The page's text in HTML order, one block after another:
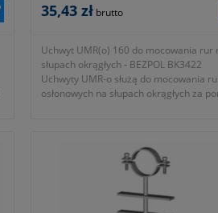
35,43 zł brutto
Uchwyt UMR(o) 160 do mocowania rur
słupach okrągłych - BEZPOL BK3422
Uchwyty UMR-o służą do mocowania
osłonowych na słupach okrągłych za